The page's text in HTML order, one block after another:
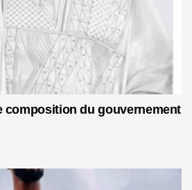
composition du gouvernement